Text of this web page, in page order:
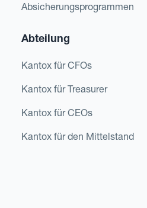
Absicherungsprogrammen
Abteilung
Kantox für CFOs
Kantox für Treasurer
Kantox für CEOs
Kantox für den Mittelstand